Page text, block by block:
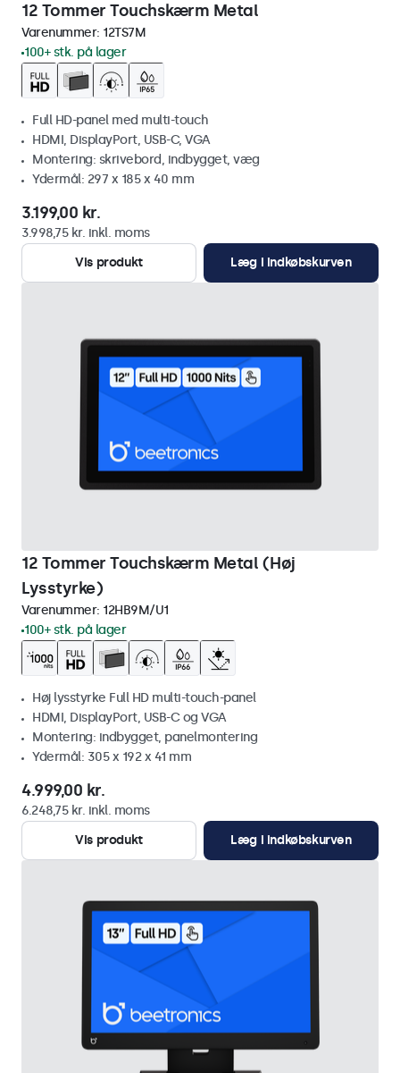
12 Tommer Touchskærm Metal
Varenummer: 12TS7M
100+ stk. på lager
Full HD-panel med multi-touch
HDMI, DisplayPort, USB-C, VGA
Montering: skrivebord, indbygget, væg
Ydermål: 297 x 185 x 40 mm
3.199,00 kr.
3.998,75 kr. inkl. moms
Vis produkt
Læg i indkøbskurven
12 Tommer Touchskærm Metal (Høj
Lysstyrke)
Varenummer: 12HB9M/U1
100+ stk. på lager
Høj lysstyrke Full HD multi-touch-panel
HDMI, DisplayPort, USB-C og VGA
Montering: indbygget, panelmontering
Ydermål: 305 x 192 x 41 mm
4.999,00 kr.
6.248,75 kr. inkl. moms
Vis produkt
Læg i indkøbskurven